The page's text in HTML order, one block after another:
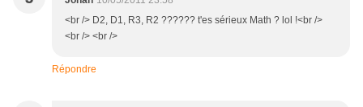
<br /> D2, D1, R3, R2 ?????? t'es sérieux Math ? lol !<br />
<br /> <br />
Répondre